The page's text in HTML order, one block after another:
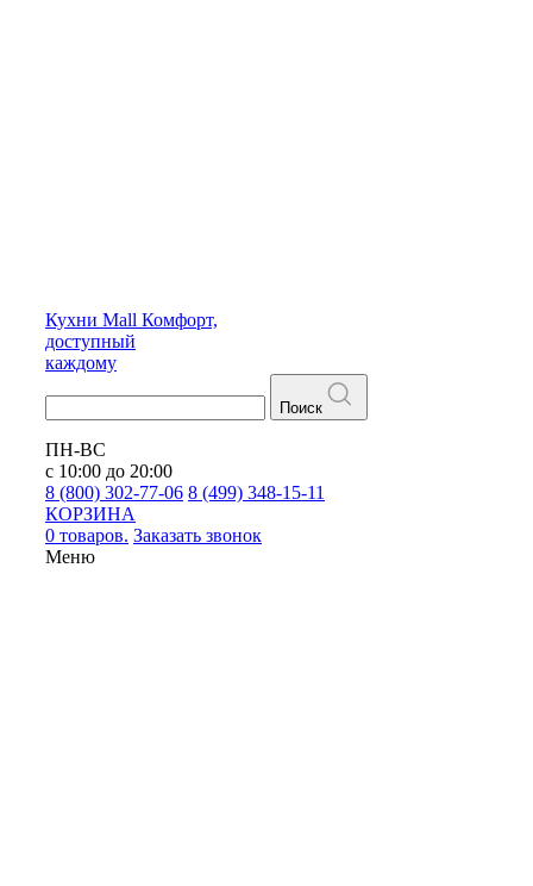
Кухни Mall Комфорт,
доступный
каждому
Поиск
ПН-ВС
с 10:00 до 20:00
8 (800) 302-77-06 8 (499) 348-15-11
КОРЗИНА
0 товаров. Заказать звонок
Меню